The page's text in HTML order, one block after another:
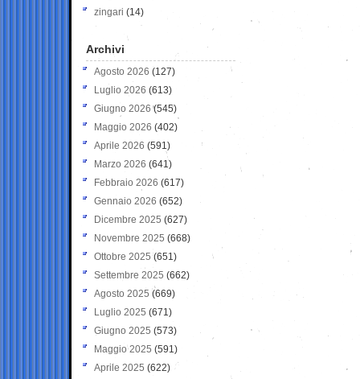
zingari (14)
Archivi
Agosto 2026 (127)
Luglio 2026 (613)
Giugno 2026 (545)
Maggio 2026 (402)
Aprile 2026 (591)
Marzo 2026 (641)
Febbraio 2026 (617)
Gennaio 2026 (652)
Dicembre 2025 (627)
Novembre 2025 (668)
Ottobre 2025 (651)
Settembre 2025 (662)
Agosto 2025 (669)
Luglio 2025 (671)
Giugno 2025 (573)
Maggio 2025 (591)
Aprile 2025 (622)